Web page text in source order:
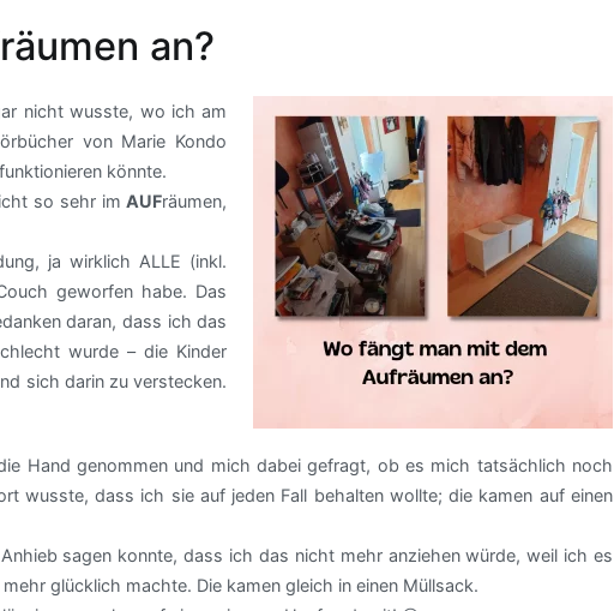
an?
nicht wusste, wo ich am
von Marie Kondo
könnte.
so sehr imAUFräumen,
ja wirklich ALLE (inkl.
geworfen habe. Das
daran, dass ich das
wurde – die Kinder
sich darin zu verstecken.
Hand genommen und mich dabei gefragt, ob es mich tatsächlich noch
wusste, dass ich sie auf jeden Fall behalten wollte; die kamen auf einen
sagen konnte, dass ich das nicht mehr anziehen würde, weil ich es
glücklich machte. Die kamen gleich in einen Müllsack.